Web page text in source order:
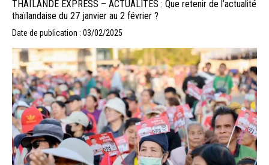
THAÏLANDE EXPRESS – ACTUALITÉS : Que retenir de l’actualité
thaïlandaise du 27 janvier au 2 février ?
Date de publication : 03/02/2025